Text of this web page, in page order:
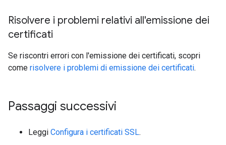
Risolvere i problemi relativi all'emissione dei
certificati
Se riscontri errori con l'emissione dei certificati, scopri
come risolvere i problemi di emissione dei certificati.
Passaggi successivi
Leggi Configura i certificati SSL.